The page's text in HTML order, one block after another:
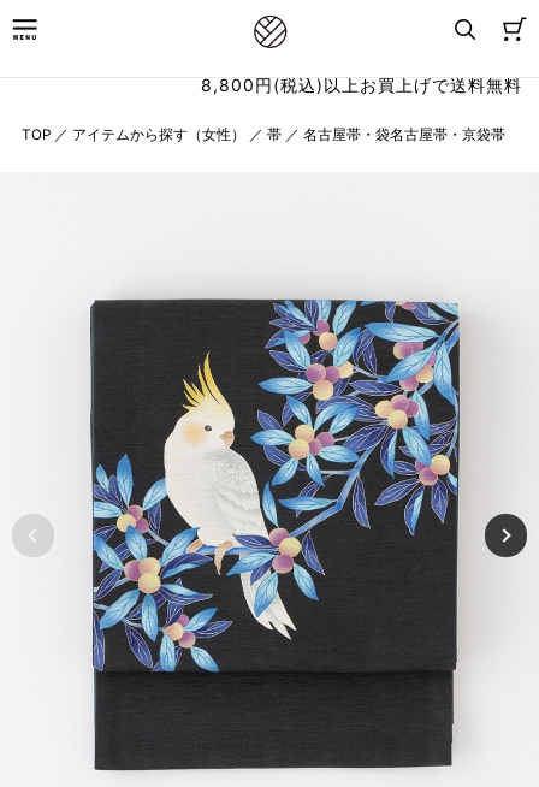
8,800円(税込)以上お買上げで送料無料
TOP ／ アイテムから探す（女性） ／ 帯 ／ 名古屋帯・袋名古屋帯・京袋帯